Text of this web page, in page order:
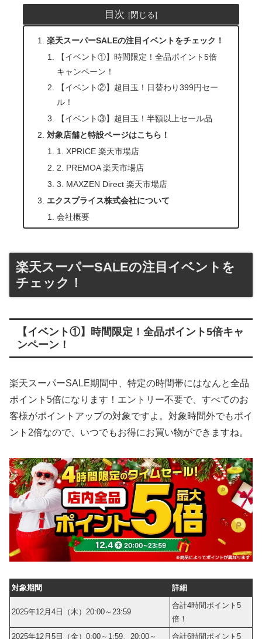
目次
楽天スーパーSALEの注目イベントをチェック！
【イベント①】時間限定！全品ポイント5倍
キャンペーン！
【イベント②】超目玉！日替わり399円セー
ル！
【イベント③】超目玉！半額以上セール品
対象店舗と特設ページはこちら！
1. XPRICE 楽天市場店
2. PREMOA 楽天市場店
3. MAXZEN Direct 楽天市場店
エクスプライス株式会社について
会社概要
楽天スーパーSALEの注目イベントを
チェック！
【イベント①】時間限定！全品ポイント5倍キャ
ンペーン！
楽天スーパーSALE期間中、特定の時間帯にはなんと全品
ポイント5倍になります！エントリー不要で、すべてのお
客様がポイントアップの対象ですよ。対象時間外でもポイ
ント2倍なので、いつでもお得にお買い物ができますね。
対象期間 詳細
2025年12月4日（木）20:00～23:59
合計4時間ポイント5
倍！
2025年12月5日（金）0:00～1:59、20:00～
合計6時間ポイント5